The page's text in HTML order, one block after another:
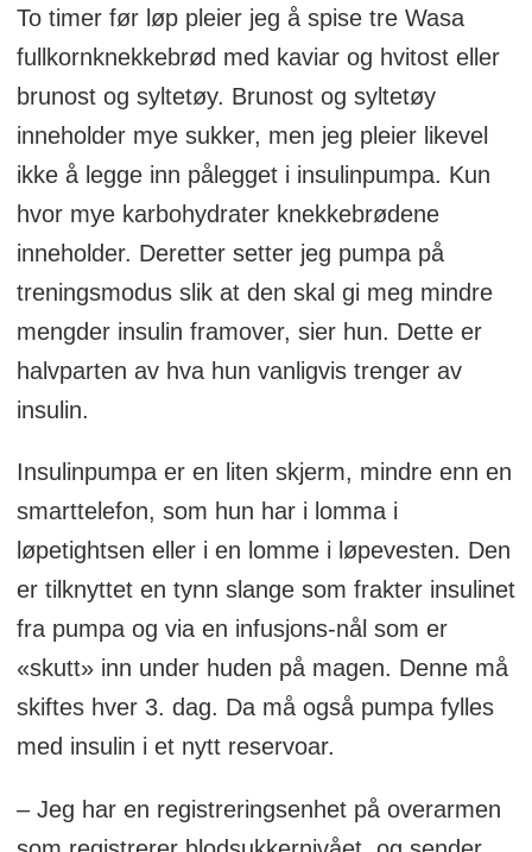
To timer før løp pleier jeg å spise tre Wasa
fullkornknekkebrød med kaviar og hvitost eller
brunost og syltetøy. Brunost og syltetøy
inneholder mye sukker, men jeg pleier likevel
ikke å legge inn pålegget i insulinpumpa. Kun
hvor mye karbohydrater knekkebrødene
inneholder. Deretter setter jeg pumpa på
treningsmodus slik at den skal gi meg mindre
mengder insulin framover, sier hun. Dette er
halvparten av hva hun vanligvis trenger av
insulin.
Insulinpumpa er en liten skjerm, mindre enn en
smarttelefon, som hun har i lomma i
løpetightsen eller i en lomme i løpevesten. Den
er tilknyttet en tynn slange som frakter insulinet
fra pumpa og via en infusjons-nål som er
«skutt» inn under huden på magen. Denne må
skiftes hver 3. dag. Da må også pumpa fylles
med insulin i et nytt reservoar.
– Jeg har en registreringsenhet på overarmen